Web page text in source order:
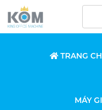
TRANG
MÁY